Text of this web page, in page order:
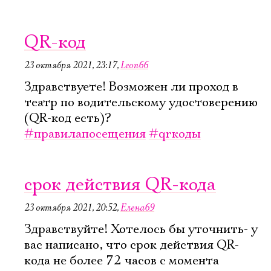
QR-код
23 октября 2021, 23:17,Leon66
Здравствуете! Возможен ли проход в
театр по водительскому удостоверению
(QR-код есть)?
#правилапосещения#qrкоды
срок действия QR-кода
23 октября 2021, 20:52,Елена69
Здравствуйте! Хотелось бы уточнить- у
вас написано, что срок действия QR-
кода не более 72 часов с момента